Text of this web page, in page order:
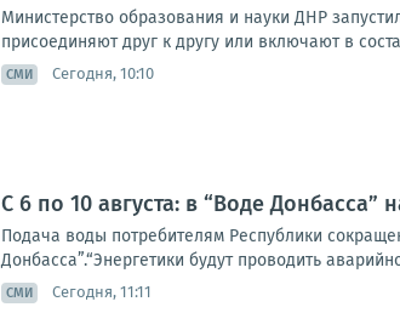
Министерство образования и науки ДНР
присоединяют друг к другу или включают в
СМИ Сегодня, 10:10
С 6 по 10 августа: в “Воде
Подача воды потребителям Республики
Донбасса”.“Энергетики будут проводить
СМИ Сегодня, 11:11